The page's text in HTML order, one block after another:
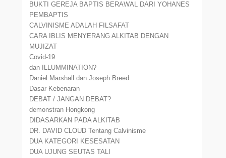
BUKTI GEREJA BAPTIS BERAWAL DARI YOHANES
PEMBAPTIS
CALVINISME ADALAH FILSAFAT
CARA IBLIS MENYERANG ALKITAB DENGAN
MUJIZAT
Covid-19
dan ILLUMMINATION?
Daniel Marshall dan Joseph Breed
Dasar Kebenaran
DEBAT / JANGAN DEBAT?
demonstran Hongkong
DIDASARKAN PADA ALKITAB
DR. DAVID CLOUD Tentang Calvinisme
DUA KATEGORI KESESATAN
DUA UJUNG SEUTAS TALI